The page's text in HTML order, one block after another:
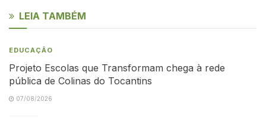
LEIA TAMBÉM
EDUCAÇÃO
Projeto Escolas que Transformam chega à rede
pública de Colinas do Tocantins
07/08/2026